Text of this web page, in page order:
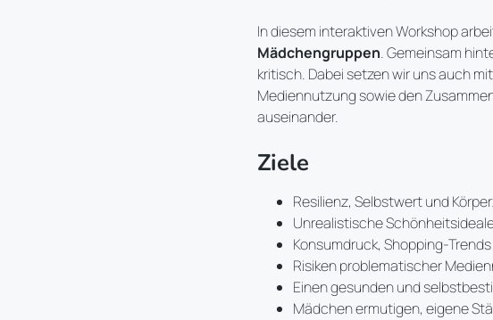
In diesem interaktiven Workshop
Mädchengruppen. Gemeinsam
kritisch. Dabei setzen wir uns auch
Mediennutzung sowie den
auseinander.
Ziele
Resilienz, Selbstwert und
Unrealistische
Konsumdruck, Shopping-
Risiken problematischer
Einen gesunden und
Mädchen ermutigen, eigene